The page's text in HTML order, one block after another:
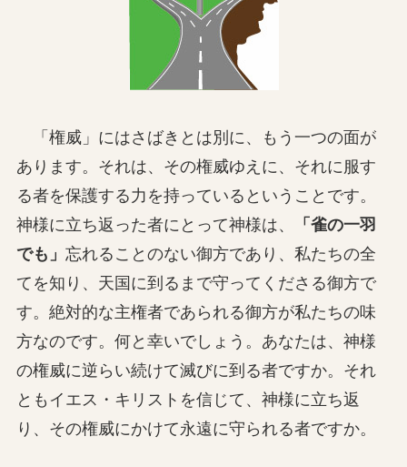
「権威」にはさばきとは別に、もう一つの面が
あります。それは、その権威ゆえに、それに服す
る者を保護する力を持っているということです。
神様に立ち返った者にとって神様は、
「雀の一羽
でも」 忘れることのない御方であり、私たちの全
てを知り、天国に到るまで守ってくださる御方で
す。絶対的な主権者であられる御方が私たちの味
方なのです。何と幸いでしょう。あなたは、神様
の権威に逆らい続けて滅びに到る者ですか。それ
ともイエス・キリストを信じて、神様に立ち返
り、その権威にかけて永遠に守られる者ですか。